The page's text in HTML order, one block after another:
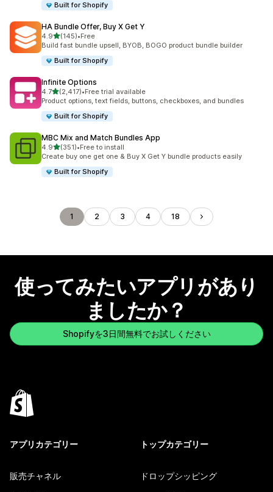
Built for Shopify
HA Bundle Offer, Buy X Get Y
4.95つ星中
(145)
合計レビュー数：145件
•Free
Build fast bundle upsell, BYOB, BOGO product bundle builder
Built for Shopify
Infinite Options
4.75つ星中
(2,417)
合計レビュー数：2417件
•Free trial available
Product options, text fields, buttons, checkboxes, and bundles
Built for Shopify
MBC Mix and Match Bundles App
4.95つ星中
(351)
合計レビュー数：351件
•Free to install
Create buy one get one & Buy X Get Y bundle products easily
Built for Shopify
1 2 3 4 18
使ってみたいアプリがあり
ましたか？
Shopifyを3日間無料でお試しください
アプリカテゴリー
販売チャネル
トップカテゴリー
ドロップシッピング